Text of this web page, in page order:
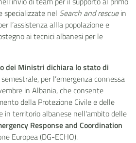
specializzate nel Search and rescuein
l’assistenza allla popolazione e
ai tecnici albanesi per le
dei Ministri dichiara lo stato di
per l’emergenza connessa
in Albania, che consente
della Protezione Civile e delle
in territorio albanese nell'ambito delle
Response and Coordination
Europea (DG-ECHO).